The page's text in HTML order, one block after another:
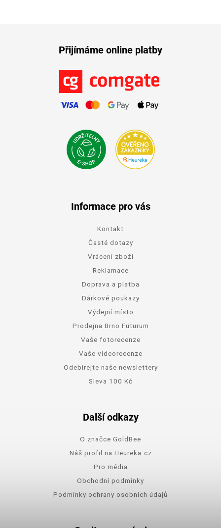
Přijímáme online platby
Informace pro vás
Kontakt
Časté dotazy
Vrácení zboží
Reklamace
Doprava a platba
Dárkové poukazy
Výdejní místo
Prodejna Brno Futurum
Vaše fotorecenze
Vaše videorecenze
Odebírejte naše newslettery
Sleva 100 Kč
Další odkazy
O značce GoldBee
Náš profil na Heureka.cz
Pro média
Obchodní podmínky
Podmínky ochrany osobních údajů